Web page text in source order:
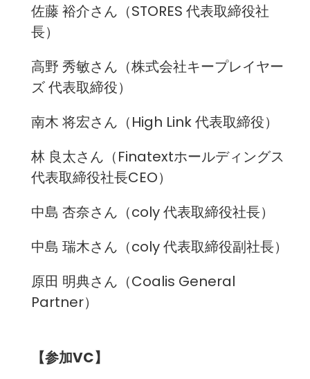
佐藤 裕介さん（STORES 代表取締役社
長）
高野 秀敏さん（株式会社キープレイヤー
ズ 代表取締役）
南木 将宏さん（High Link 代表取締役）
林 良太さん（Finatextホールディングス
代表取締役社長CEO）
中島 杏奈さん（coly 代表取締役社長）
中島 瑞木さん（coly 代表取締役副社長）
原田 明典さん（Coalis General
Partner）
【参加VC】